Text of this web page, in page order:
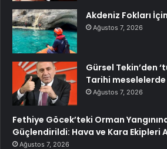
Akdeniz Fokları
Ağustos 7, 2026
Gürsel Tekin’den
Tarihi
Ağustos 7, 2026
Fethiye Göcek’teki Orman
Güçlendirildi: Hava ve Kara Ekipleri
Ağustos 7, 2026